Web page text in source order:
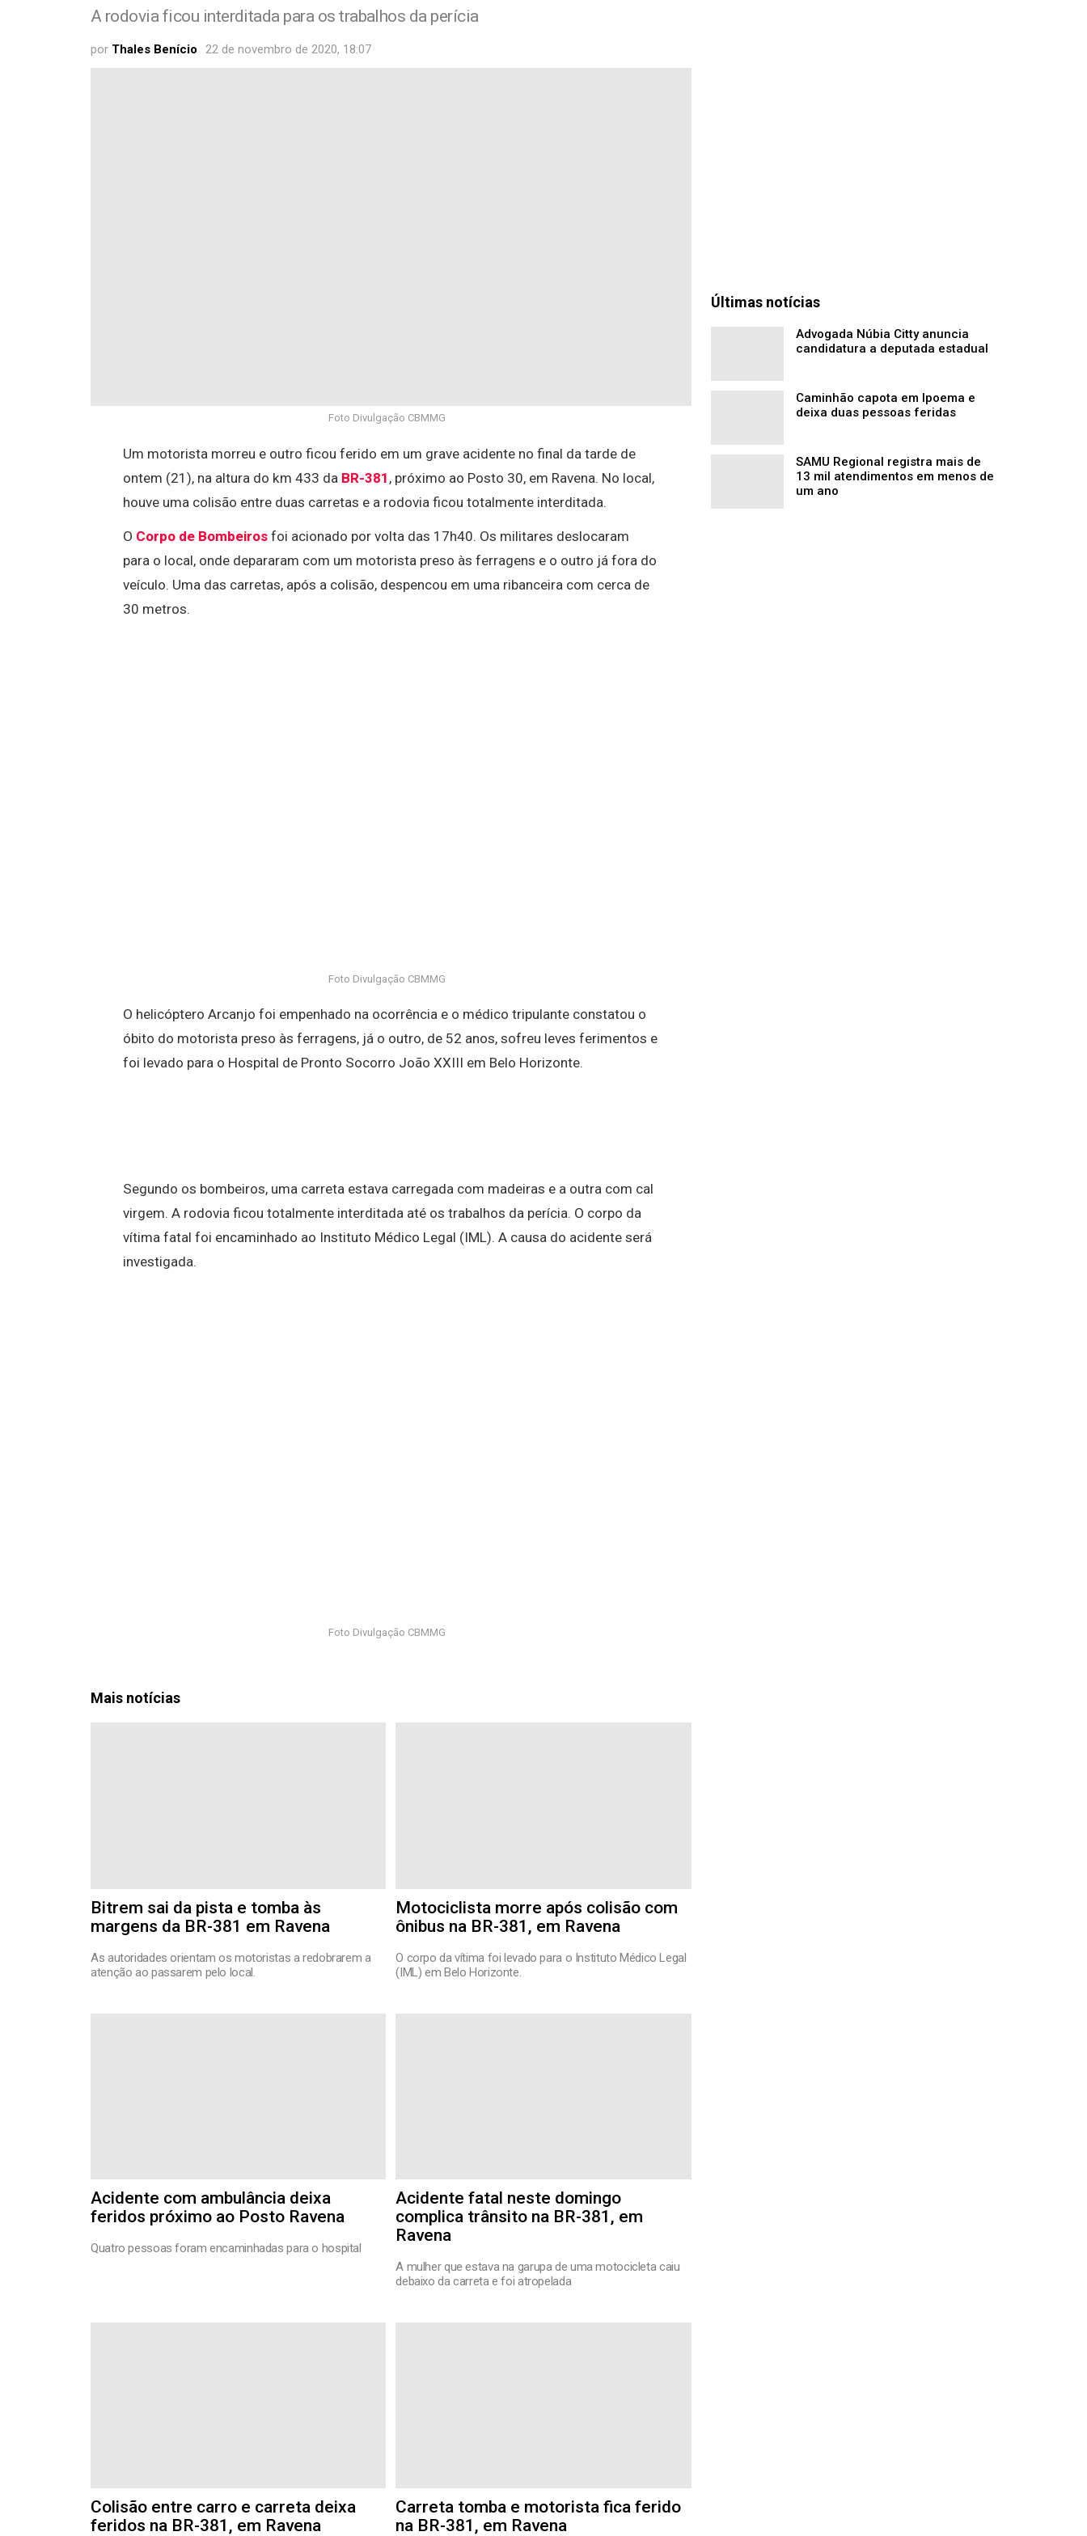
A rodovia ficou interditada para os trabalhos da perícia
por Thales Benício 22 de novembro de 2020, 18:07
Foto Divulgação CBMMG
Um motorista morreu e outro ficou ferido em um grave acidente no final da tarde de
ontem (21), na altura do km 433 da BR-381 , próximo ao Posto 30, em Ravena. No local,
houve uma colisão entre duas carretas e a rodovia ficou totalmente interditada.
O Corpo de Bombeiros foi acionado por volta das 17h40. Os militares deslocaram
para o local, onde depararam com um motorista preso às ferragens e o outro já fora do
veículo. Uma das carretas, após a colisão, despencou em uma ribanceira com cerca de
30 metros.
Foto Divulgação CBMMG
O helicóptero Arcanjo foi empenhado na ocorrência e o médico tripulante constatou o
óbito do motorista preso às ferragens, já o outro, de 52 anos, sofreu leves ferimentos e
foi levado para o Hospital de Pronto Socorro João XXIII em Belo Horizonte.
Segundo os bombeiros, uma carreta estava carregada com madeiras e a outra com cal
virgem. A rodovia ficou totalmente interditada até os trabalhos da perícia. O corpo da
vítima fatal foi encaminhado ao Instituto Médico Legal (IML). A causa do acidente será
investigada.
Foto Divulgação CBMMG
Mais notícias
Bitrem sai da pista e tomba às
margens da BR-381 em Ravena
As autoridades orientam os motoristas a redobrarem a
atenção ao passarem pelo local.
Motociclista morre após colisão com
ônibus na BR-381, em Ravena
O corpo da vítima foi levado para o Instituto Médico Legal
(IML) em Belo Horizonte.
Acidente com ambulância deixa
feridos próximo ao Posto Ravena
Quatro pessoas foram encaminhadas para o hospital
Acidente fatal neste domingo
complica trânsito na BR-381, em
Ravena
A mulher que estava na garupa de uma motocicleta caiu
debaixo da carreta e foi atropelada
Colisão entre carro e carreta deixa
feridos na BR-381, em Ravena
Carreta tomba e motorista fica ferido
na BR-381, em Ravena
Últimas notícias
Advogada Núbia Citty anuncia
candidatura a deputada estadual
Caminhão capota em Ipoema e
deixa duas pessoas feridas
SAMU Regional registra mais de
13 mil atendimentos em menos de
um ano